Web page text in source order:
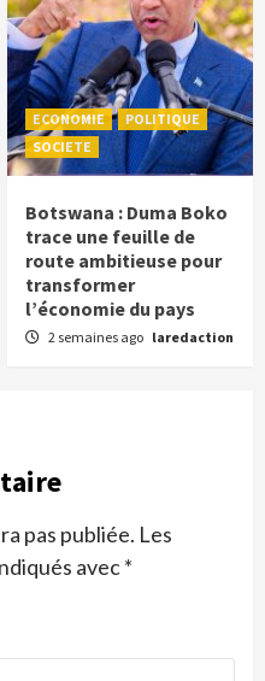
ECONOMIE
POLITIQUE
SOCIETE
Botswana : Duma Boko
trace une feuille de
route ambitieuse pour
transformer
l’économie du pays
2 semaines ago laredaction
pas publiée. Les
avec*